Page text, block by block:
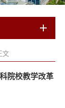
文
院校教学改革